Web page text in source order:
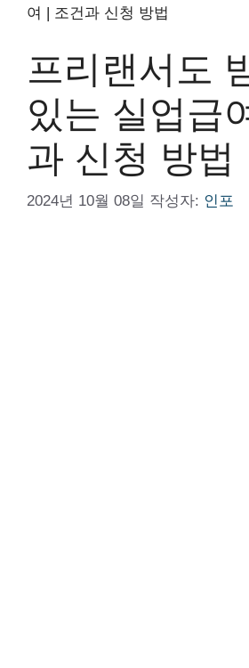
여 | 조건과 신청 방법
프리랜서도
있는 실업급
과 신청 방법
2024년 10월 08일 작성자: 인포